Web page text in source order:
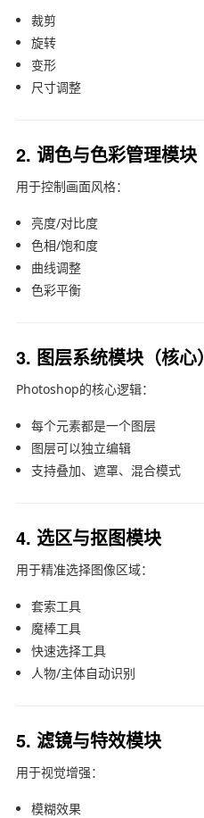
裁剪
旋转
变形
尺寸调整
2. 调色与色彩管理模块
用于控制画面风格：
亮度/对比度
色相/饱和度
曲线调整
色彩平衡
3. 图层系统模块（核心）
Photoshop的核心逻辑：
每个元素都是一个图层
图层可以独立编辑
支持叠加、遮罩、混合模式
4. 选区与抠图模块
用于精准选择图像区域：
套索工具
魔棒工具
快速选择工具
人物/主体自动识别
5. 滤镜与特效模块
用于视觉增强：
模糊效果